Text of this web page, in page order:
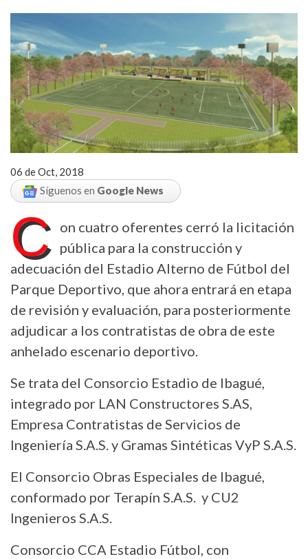
06 de Oct, 2018
Síguenos en Google News
C
on cuatro oferentes cerró la licitación
pública para la construcción y
adecuación del Estadio Alterno de Fútbol del
Parque Deportivo, que ahora entrará en etapa
de revisión y evaluación, para posteriormente
adjudicar a los contratistas de obra de este
anhelado escenario deportivo.
Se trata del Consorcio Estadio de Ibagué,
integrado por LAN Constructores S.AS,
Empresa Contratistas de Servicios de
Ingeniería S.A.S. y Gramas Sintéticas VyP S.A.S.
El Consorcio Obras Especiales de Ibagué,
conformado por Terapín S.A.S. y CU2
Ingenieros S.A.S.
Consorcio CCA Estadio Fútbol, con